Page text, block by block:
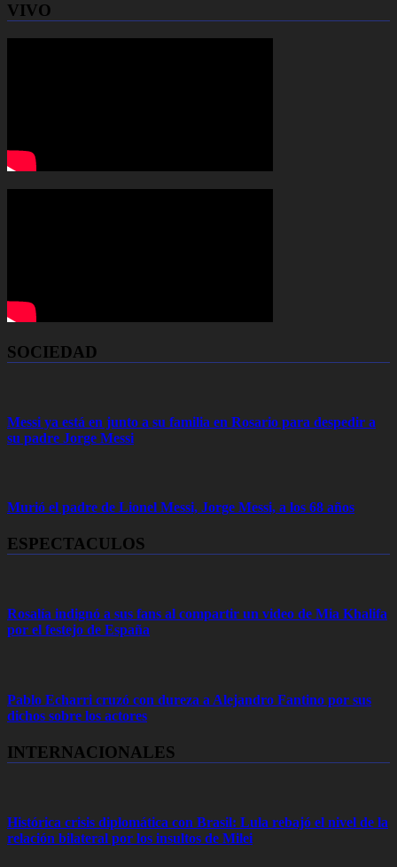
VIVO
SOCIEDAD
Messi ya está en junto a su familia en Rosario para despedir a
su padre Jorge Messi
Murió el padre de Lionel Messi, Jorge Messi, a los 68 años
ESPECTACULOS
Rosalía indignó a sus fans al compartir un video de Mia Khalifa
por el festejo de España
Pablo Echarri cruzó con dureza a Alejandro Fantino por sus
dichos sobre los actores
INTERNACIONALES
Histórica crisis diplomática con Brasil: Lula rebajó el nivel de la
relación bilateral por los insultos de Milei